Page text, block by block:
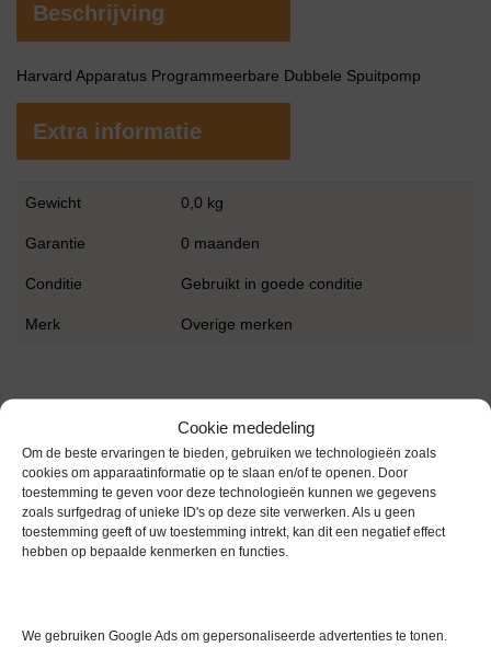
Cookie mededeling
Om de beste ervaringen te bieden, gebruiken we technologieën zoals
cookies om apparaatinformatie op te slaan en/of te openen. Door
toestemming te geven voor deze technologieën kunnen we gegevens
zoals surfgedrag of unieke ID's op deze site verwerken. Als u geen
toestemming geeft of uw toestemming intrekt, kan dit een negatief effect
hebben op bepaalde kenmerken en functies.
We gebruiken Google Ads om gepersonaliseerde advertenties te tonen.
Beschrijving
Harvard Apparatus Programmeerbare Dubbele Spuitpomp
Extra informatie
Gewicht 0,0 kg
Garantie 0 maanden
Conditie Gebruikt in goede conditie
Merk Overige merken
Gerelateerde producten